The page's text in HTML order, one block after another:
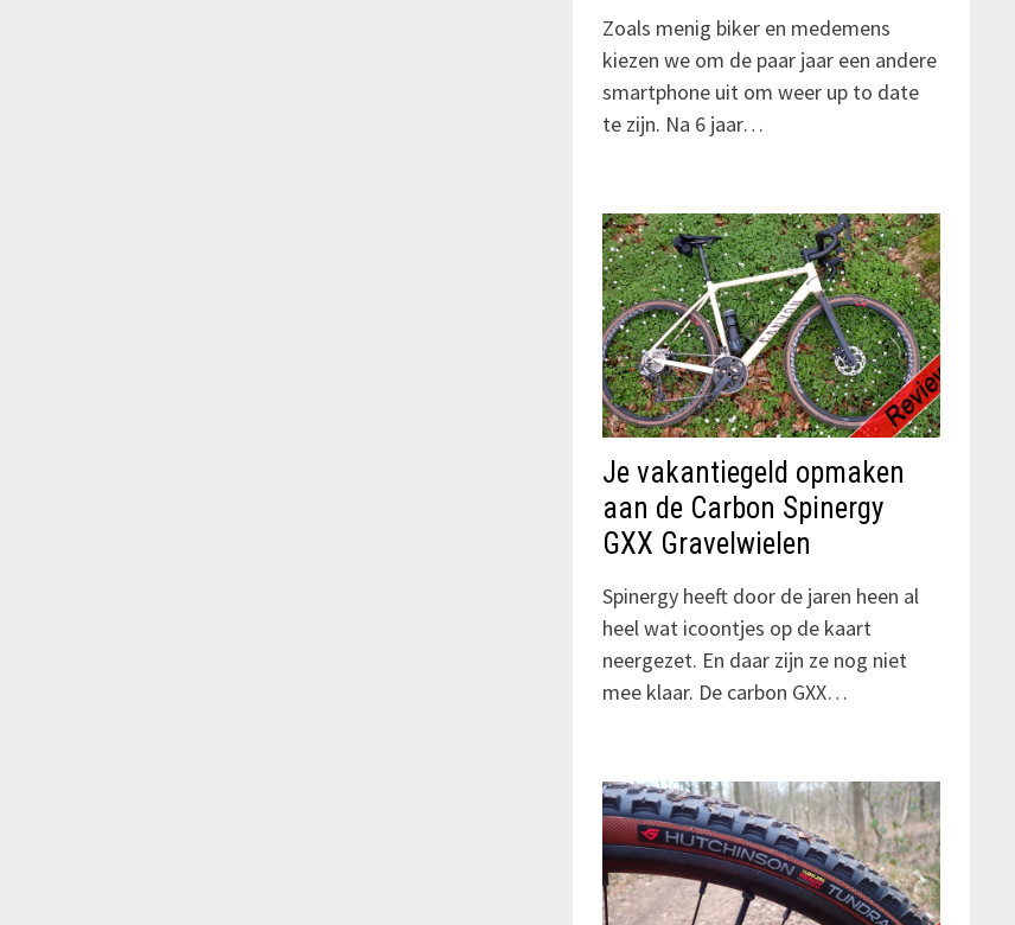
Zoals menig biker en medemens
kiezen we om de paar jaar een andere
smartphone uit om weer up to date
te zijn. Na 6 jaar…
Je vakantiegeld opmaken
aan de Carbon Spinergy
GXX Gravelwielen
Spinergy heeft door de jaren heen al
heel wat icoontjes op de kaart
neergezet. En daar zijn ze nog niet
mee klaar. De carbon GXX…